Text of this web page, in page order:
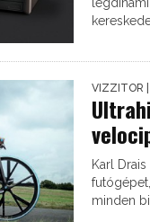
VIZZITOR
Karl
minden